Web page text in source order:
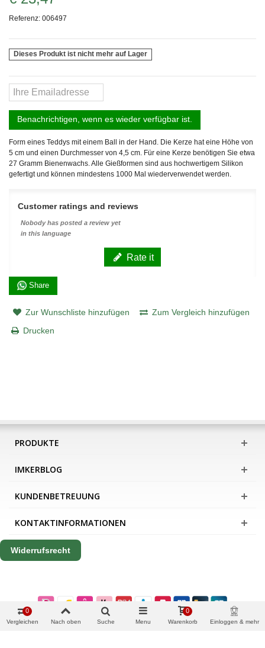
Referenz: 006497
Dieses Produkt ist nicht mehr auf Lager
Benachrichtigen, wenn es wieder verfügbar ist.
Form eines Teddys mit einem Ball in der Hand. Die Kerze hat eine Höhe von
5 cm und einen Durchmesser von 4,5 cm. Für eine Kerze benötigen Sie etwa
27 Gramm Bienenwachs. Alle Gießformen sind aus hochwertigem Silikon
gefertigt und können mindestens 1000 Mal wiederverwendet werden.
Customer ratings and reviews
Nobody has posted a review yet
in this language
Rate it
Share
Zur Wunschliste hinzufügen
Zum Vergleich hinzufügen
Drucken
PRODUKTE
IMKERBLOG
KUNDENBETREUUNG
KONTAKTINFORMATIONEN
Widerrufsrecht
Vergleichen
0
Nach oben Suche Menu Warenkorb
0
Einloggen & mehr